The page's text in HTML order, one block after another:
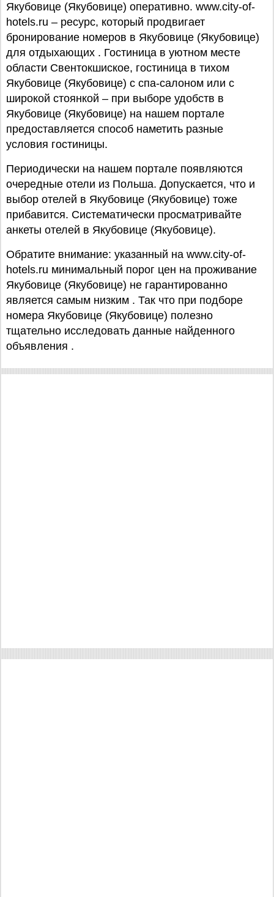
Якубовице (Якубовице) оперативно. www.city-of-
hotels.ru – ресурс, который продвигает
бронирование номеров в Якубовице (Якубовице)
для отдыхающих . Гостиница в уютном месте
области Свентокшиское, гостиница в тихом
Якубовице (Якубовице) с спа-салоном или с
широкой стоянкой – при выборе удобств в
Якубовице (Якубовице) на нашем портале
предоставляется способ наметить разные
условия гостиницы.
Периодически на нашем портале появляются
очередные отели из Польша. Допускается, что и
выбор отелей в Якубовице (Якубовице) тоже
прибавится. Систематически просматривайте
анкеты отелей в Якубовице (Якубовице).
Обратите внимание: указанный на www.city-of-
hotels.ru минимальный порог цен на проживание
Якубовице (Якубовице) не гарантированно
является самым низким . Так что при подборе
номера Якубовице (Якубовице) полезно
тщательно исследовать данные найденного
объявления .